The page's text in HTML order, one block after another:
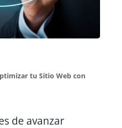
tu Sitio Web con
de avanzar